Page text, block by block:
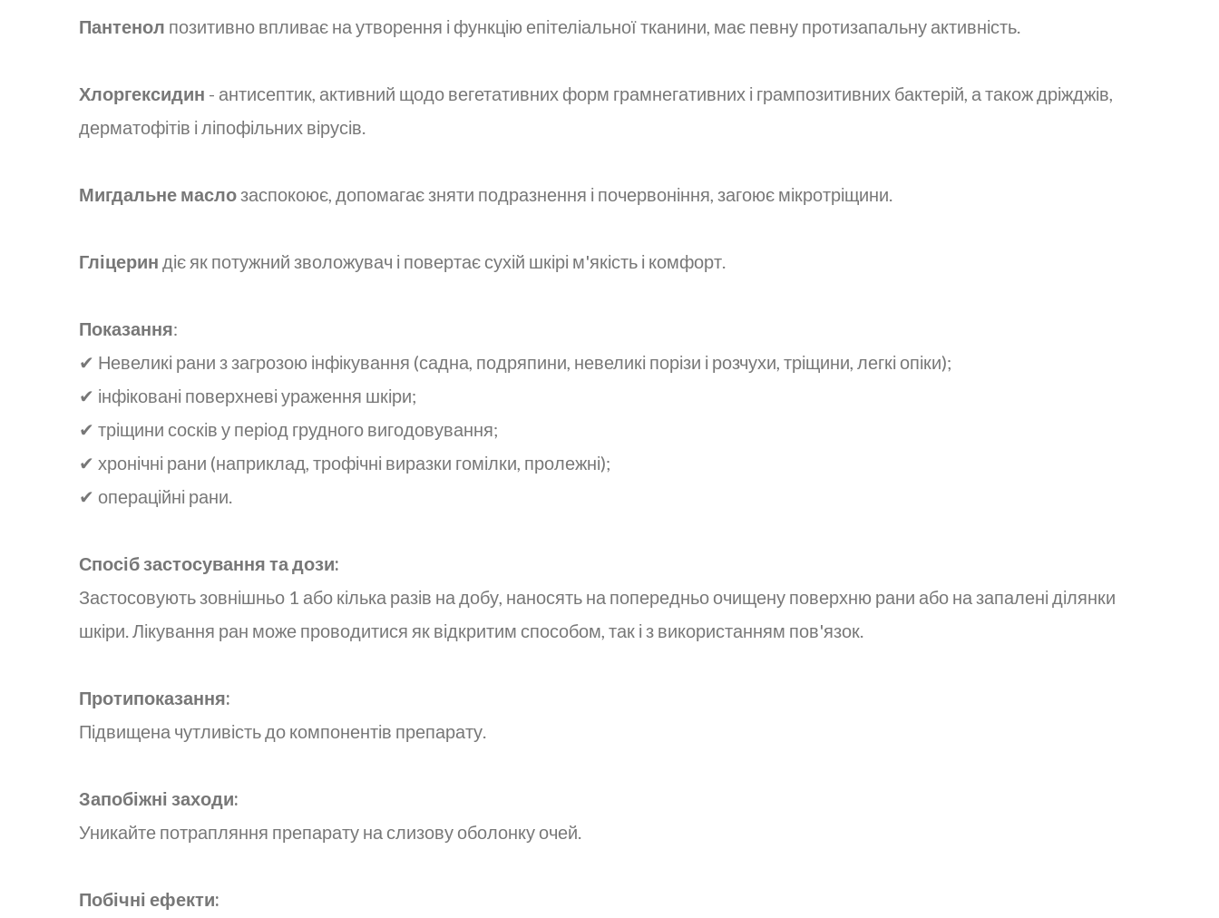
Пантенол позитивно впливає на утворення і функцію епітеліальної тканини, має певну протизапальну активність.
Хлоргексидин - антисептик, активний щодо вегетативних форм грамнегативних і грампозитивних бактерій, а також дріжджів,
дерматофітів і ліпофільних вірусів.
Мигдальне маслозаспокоює, допомагає зняти подразнення і почервоніння, загоює мікротріщини.
Гліцерин діє як потужний зволожувач і повертає сухій шкірі м'якість і комфорт.
Показання:
✔ Невеликі рани з загрозою інфікування (садна, подряпини, невеликі порізи і розчухи, тріщини, легкі опіки);
✔ інфіковані поверхневі ураження шкіри;
✔ тріщини сосків у період грудного вигодовування;
✔ хронічні рани (наприклад, трофічні виразки гомілки, пролежні);
✔ операційні рани.
Спосіб застосування та дози:
Застосовують зовнішньо 1 або кілька разів на добу, наносять на попередньо очищену поверхню рани або на запалені ділянки
шкіри. Лікування ран може проводитися як відкритим способом, так і з використанням пов'язок.
Протипоказання:
Підвищена чутливість до компонентів препарату.
Запобіжні заходи:
Уникайте потрапляння препарату на слизову оболонку очей.
Побічні ефекти: